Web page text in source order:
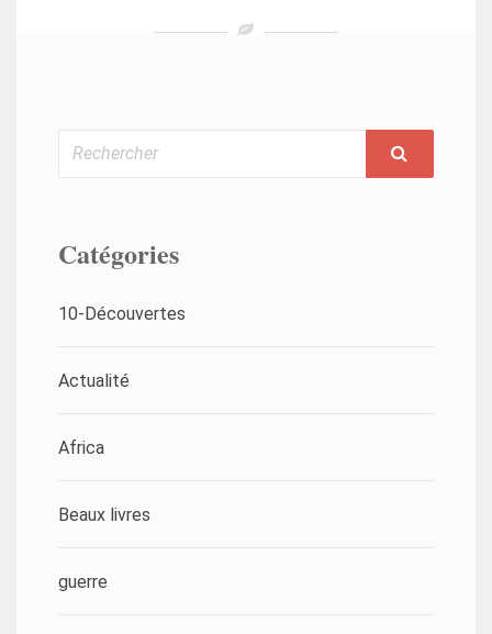
Rechercher
Catégories
10-Découvertes
Actualité
Africa
Beaux livres
guerre